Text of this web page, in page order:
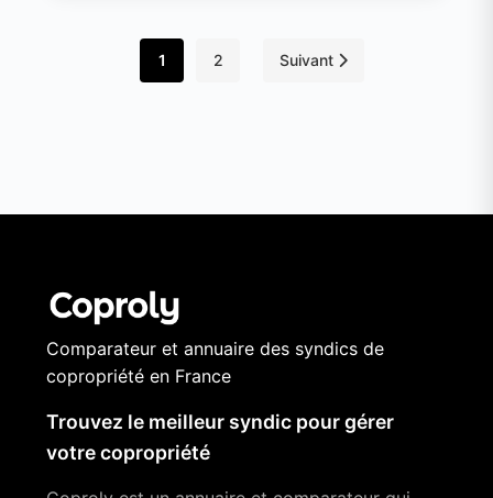
1 2 Suivant
Comparateur et annuaire des syndics de
copropriété en France
Trouvez le meilleur syndic pour gérer
votre copropriété